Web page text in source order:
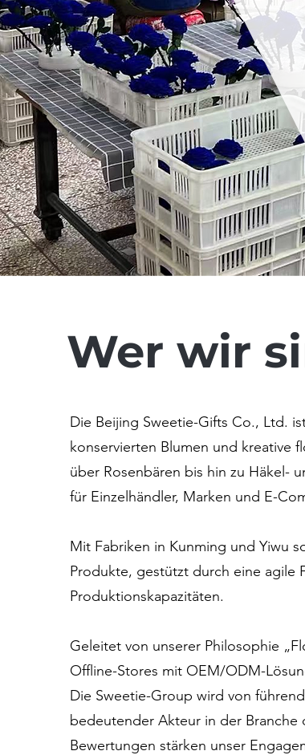
Wer wir
Die Beijing Sweetie-Gifts Co., Ltd.
konservierten Blumen und kreative
über Rosenbären bis hin zu Häkel-
für Einzelhändler, Marken und E-
Mit Fabriken in Kunming und Yiwu
Produkte, gestützt durch eine agile
Produktionskapazitäten.
Geleitet von unserer Philosophie
Offline-Stores mit OEM/ODM-
Die Sweetie-Group wird von
bedeutender Akteur in der Branche
Bewertungen stärken unser